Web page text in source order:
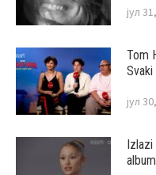
јул
Tom
јул